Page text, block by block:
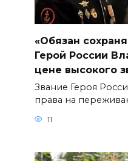
«Обязан
Герой России
цене высокого
Звание Героя
права на
11